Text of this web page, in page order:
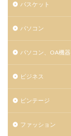
バスケット
パソコン
パソコン、OA機器
ビジネス
ビンテージ
ファッション